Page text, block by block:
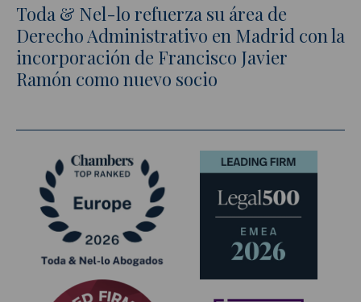
Toda & Nel-lo refuerza su área de
Derecho Administrativo en Madrid con la
incorporación de Francisco Javier
Ramón como nuevo socio